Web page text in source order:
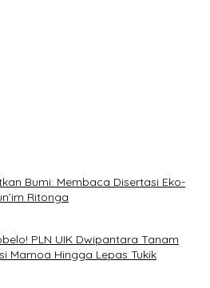
Bumi: Membaca Disertasi Eko-
Ritonga
PLN UIK Dwipantara Tanam
Mamoa Hingga Lepas Tukik